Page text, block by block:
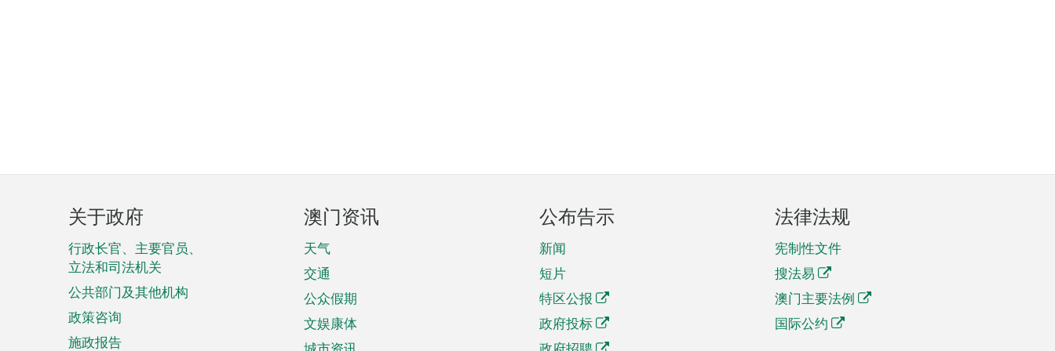
页
脚
菜
单
关于政府
行政长官、主要官员、
立法和司法机关
公共部门及其他机构
政策咨询
施政报告
澳门资讯
天气
交通
公众假期
文娱康体
公布告示
新闻
短片
特区公报
政府投标
法律法规
宪制性文件
搜法易
澳门主要法例
国际公约